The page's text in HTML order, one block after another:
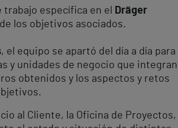
específica en el
Dräger
los objetivos asociados.
, el equipo se apartó del día a día para
y unidades de negocio que integran
obtenidos y los aspectos y retos
al Cliente, la Oficina de Proyectos,